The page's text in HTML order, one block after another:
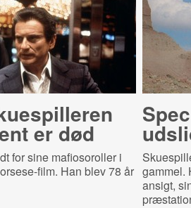
er død
for sine mafiosoroller i
film. Han blev 78 år gammel.
ansigt,